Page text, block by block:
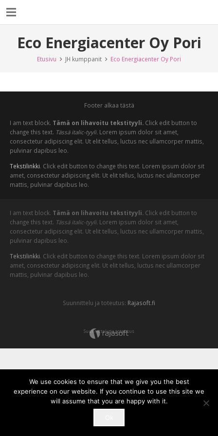
Eco Energiacenter Oy Pori
Etusivu JH kumppanit Eco Energiacenter Oy Pori
Footer alkaa tästä
I am text block. Tämä on lihavoitu tekstityyli.Click edit button to
change this text. Tässä italic-tyyli. Lorem ipsum dolor sit amet,
consectetur adipiscing elit. Ut elit tellus, luctus nec ullamcorper mattis,
pulvinar dapibus leo.
Tekstilinkki. Click edit button to change this text. Lorem ipsum dolor sit
amet, consectetur adipiscing elit. Ut elit tellus, luctus nec ullamcorper
mattis, pulvinar dapibus leo.
I am text block. Tämä on lihavoitu tekstityyli. Click edit button to
change this text. Tässä italic-tyyli. Lorem ipsum dolor sit amet,
consectetur adipiscing elit. Ut elit tellus, luctus nec ullamcorper mattis,
pulvinar dapibus leo.
Tekstilinkki. Click edit button to change this text. Lorem ipsum dolor sit
amet, consectetur adipiscing elit. Ut elit tellus, luctus nec ullamcorper
mattis, pulvinar dapibus leo.
Suunnittelu ja toteutus: Rajasoft.fi
Suunnittelu ja toteutus
We use cookies to ensure that we give you the best
experience on our website. If you continue to use this site we
will assume that you are happy with it.